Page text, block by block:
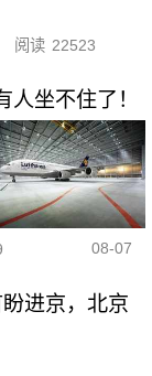
阅读 22523
坐不住了！
08-07
进京，北京